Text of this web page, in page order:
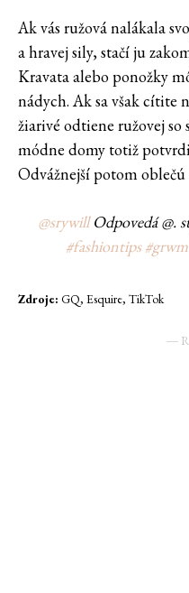
Ak vás ružová nalákala
a hravej sily, stačí ju
Kravata alebo ponožky
nádych. Ak sa však cítite
žiarivé odtiene ružovej so
módne domy totiž
Odvážnejší potom oblečú
@srywillOdpovedá @.
#fashiontips #grwm
Zdroje: GQ, Esquire, TikTok
―